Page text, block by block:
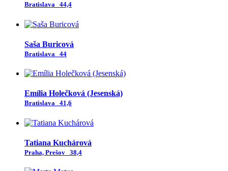
Bratislava 44,4
Saša Buricová
Bratislava 44
Emília Holečková (Jesenská)
Bratislava 41,6
Tatiana Kuchárová
Praha, Prešov 38,4